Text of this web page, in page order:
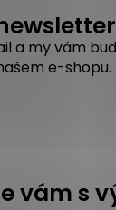
a my vám
e-shopu.
vám s